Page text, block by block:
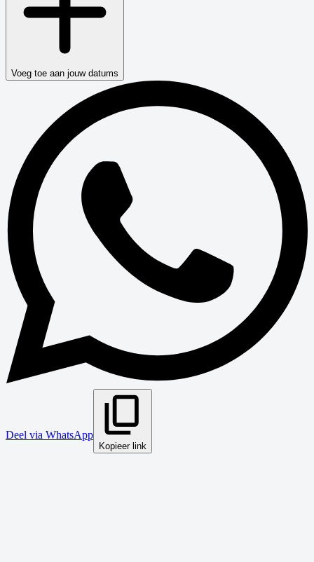
Voeg toe aan jouw datums
Deel via WhatsApp
Kopieer link